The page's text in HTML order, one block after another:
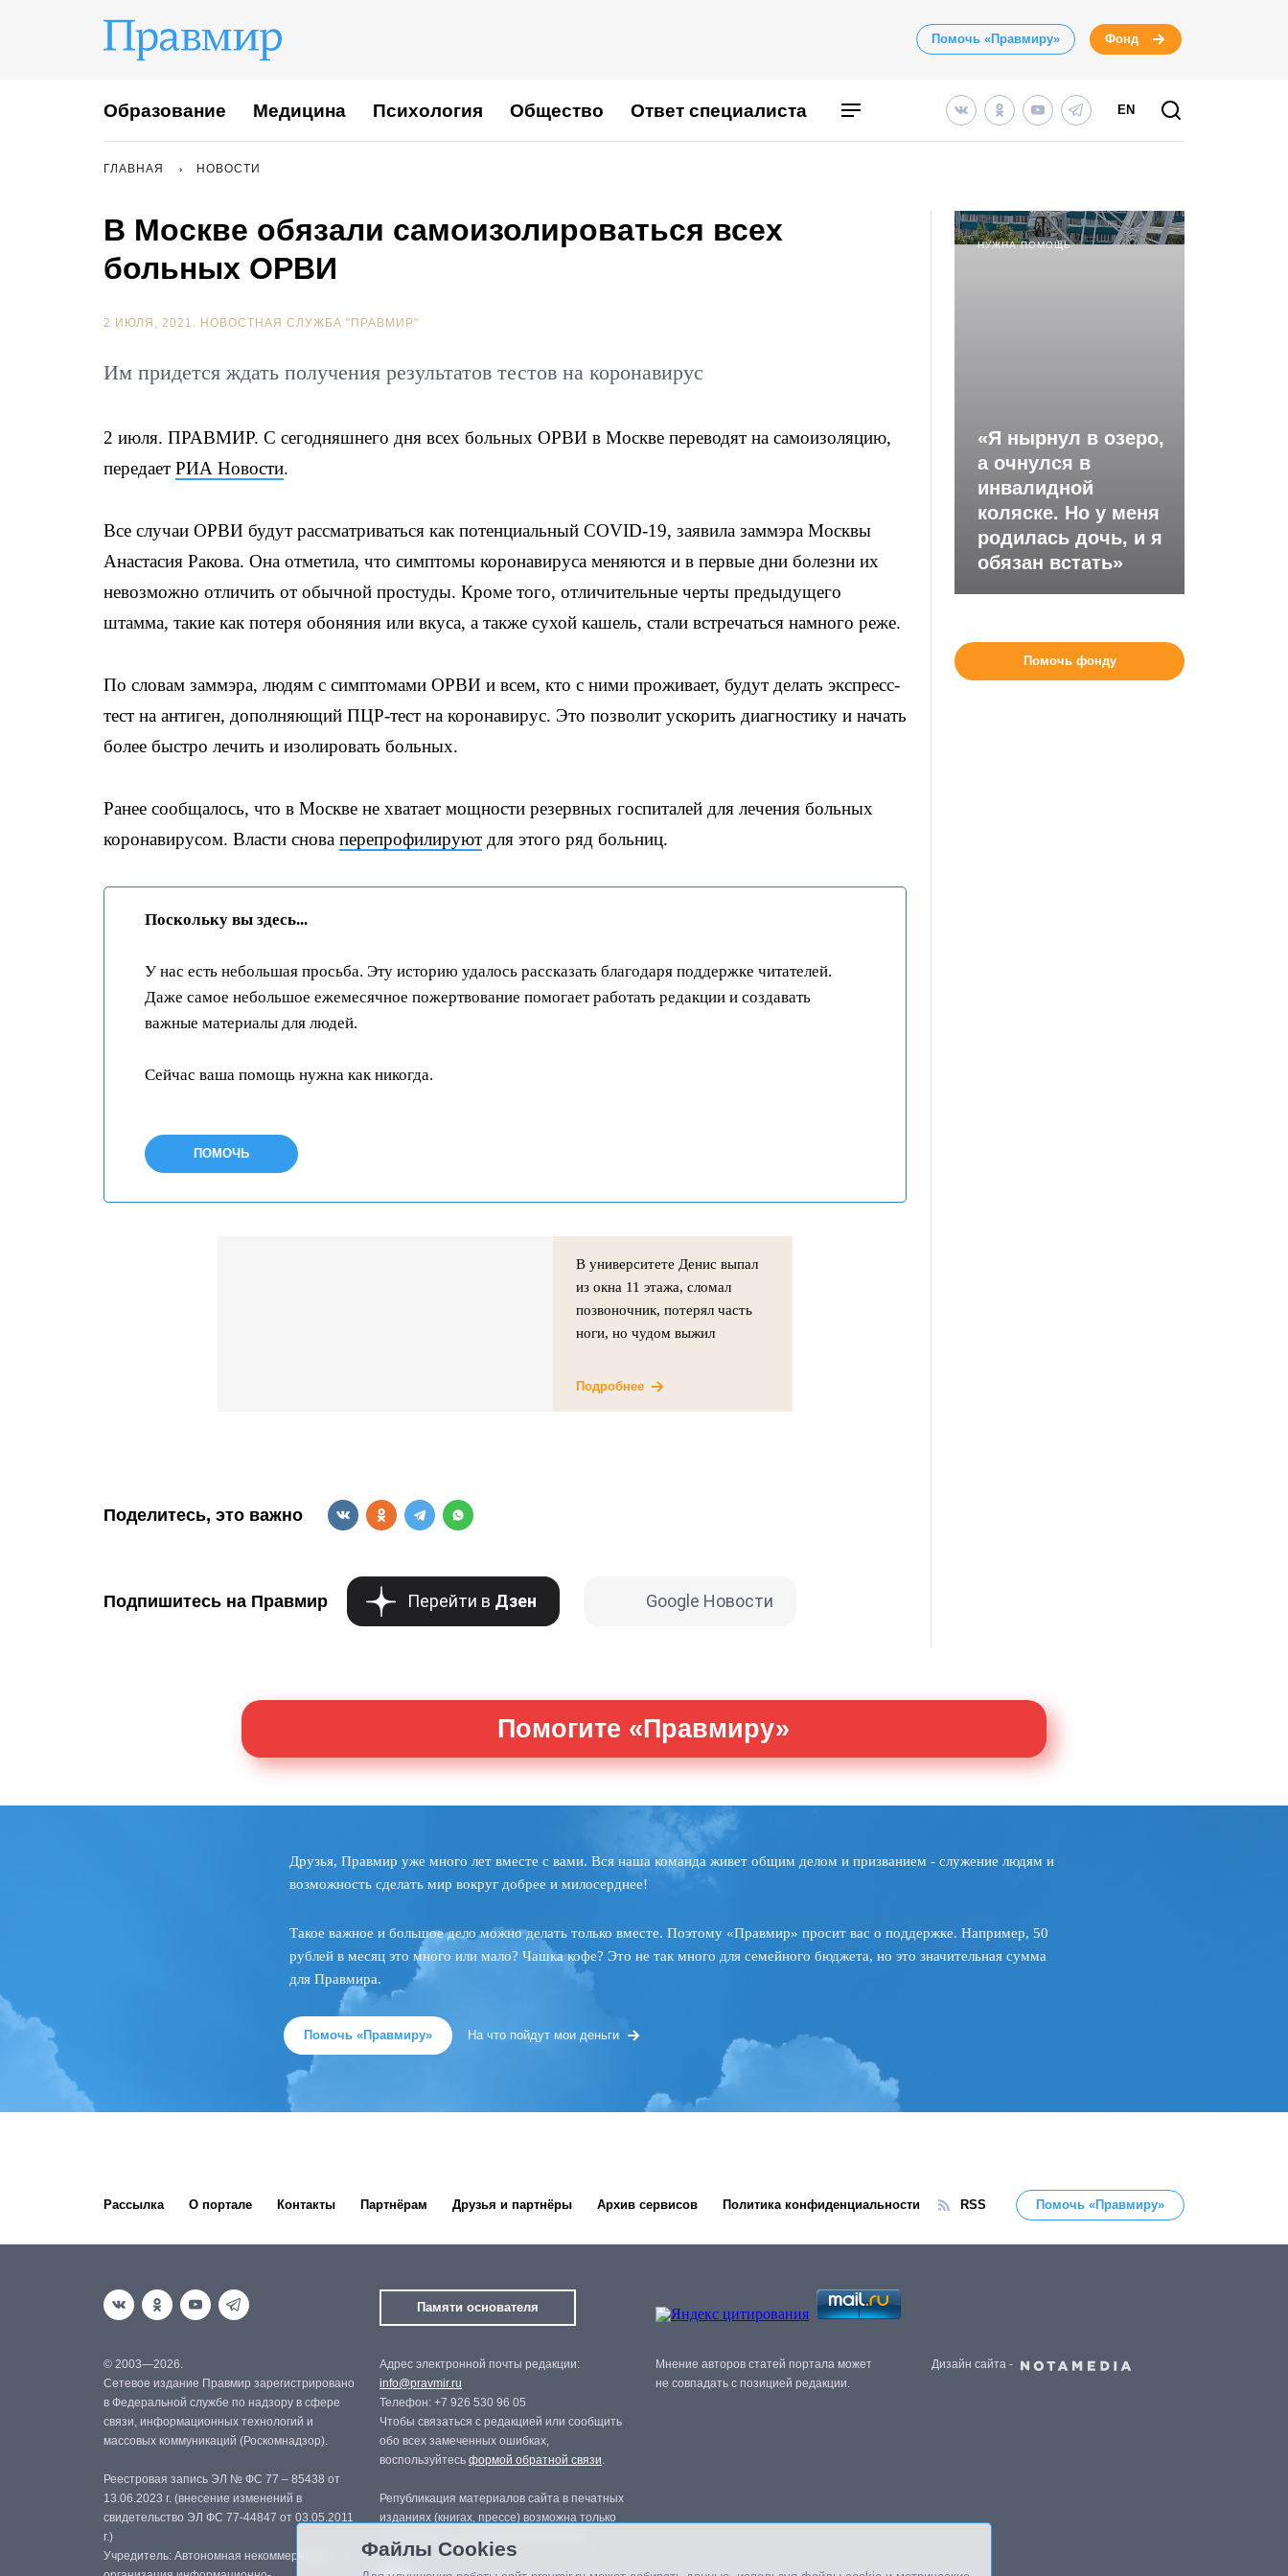
Помочь «Правмиру» Фонд
Образование Медицина Психология Общество Ответ специалиста EN
ГЛАВНАЯ НОВОСТИ
В Москве обязали самоизолироваться всех
больных ОРВИ
2 ИЮЛЯ, 2021. НОВОСТНАЯ СЛУЖБА "ПРАВМИР"
Им придется ждать получения результатов тестов на коронавирус
2 июля. ПРАВМИР. С сегодняшнего дня всех больных ОРВИ в Москве переводят на самоизоляцию,
передает РИА Новости.
Все случаи ОРВИ будут рассматриваться как потенциальный COVID-19, заявила заммэра Москвы
Анастасия Ракова. Она отметила, что симптомы коронавируса меняются и в первые дни болезни их
невозможно отличить от обычной простуды. Кроме того, отличительные черты предыдущего
штамма, такие как потеря обоняния или вкуса, а также сухой кашель, стали встречаться намного реже.
По словам заммэра, людям с симптомами ОРВИ и всем, кто с ними проживает, будут делать экспресс-
тест на антиген, дополняющий ПЦР-тест на коронавирус. Это позволит ускорить диагностику и начать
более быстро лечить и изолировать больных.
Ранее сообщалось, что в Москве не хватает мощности резервных госпиталей для лечения больных
коронавирусом. Власти снова перепрофилируют для этого ряд больниц.
Поскольку вы здесь...
У нас есть небольшая просьба. Эту историю удалось рассказать благодаря поддержке читателей.
Даже самое небольшое ежемесячное пожертвование помогает работать редакции и создавать
важные материалы для людей.
Сейчас ваша помощь нужна как никогда.
ПОМОЧЬ
В университете Денис выпал
из окна 11 этажа, сломал
позвоночник, потерял часть
ноги, но чудом выжил
Подробнее
Поделитесь, это важно
Подпишитесь на Правмир Перейти в Дзен Google Новости
НУЖНА ПОМОЩЬ
«Я нырнул в озеро,
а очнулся в
инвалидной
коляске. Но у меня
родилась дочь, и я
обязан встать»
Помочь фонду
Помогите «Правмиру»
Друзья, Правмир уже много лет вместе с вами. Вся наша команда живет общим делом и призванием - служение людям и
возможность сделать мир вокруг добрее и милосерднее!
Такое важное и большое дело можно делать только вместе. Поэтому «Правмир» просит вас о поддержке. Например, 50
рублей в месяц это много или мало? Чашка кофе? Это не так много для семейного бюджета, но это значительная сумма
для Правмира.
Помочь «Правмиру» На что пойдут мои деньги
Рассылка О портале Контакты Партнёрам Друзья и партнёры Архив сервисов Политика конфиденциальности RSS Помочь «Правмиру»
Памяти основателя
© 2003—2026.
Сетевое издание Правмир зарегистрировано
в Федеральной службе по надзору в сфере
связи, информационных технологий и
массовых коммуникаций (Роскомнадзор).
Реестровая запись ЭЛ № ФС 77 – 85438 от
13.06.2023 г. (внесение изменений в
свидетельство ЭЛ ФС 77-44847 от 03.05.2011
г.)
Учредитель: Автономная некоммерческая
Адрес электронной почты редакции:
info@pravmir.ru
Телефон: +7 926 530 96 05
Чтобы связаться с редакцией или сообщить
обо всех замеченных ошибках,
воспользуйтесь формой обратной связи.
Републикация материалов сайта в печатных
изданиях (книгах, прессе) возможна только
Мнение авторов статей портала может
не совпадать с позицией редакции.
Дизайн сайта -
Файлы Cookies